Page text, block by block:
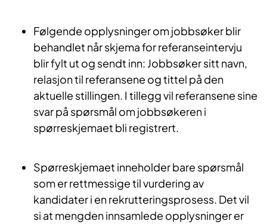
Følgende opplysninger om jobbsøker blir
behandlet når skjema for referanseintervju
blir fylt ut og sendt inn: Jobbsøker sitt navn,
relasjon til referansene og tittel på den
aktuelle stillingen. I tillegg vil referansene sine
svar på spørsmål om jobbsøkeren i
spørreskjemaet bli registrert.
Spørreskjemaet inneholder bare spørsmål
som er rettmessige til vurdering av
kandidater i en rekrutteringsprosess. Det vil
si at mengden innsamlede opplysninger er